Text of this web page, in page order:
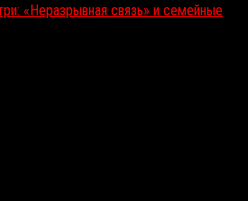
«Неразрывная связь» и семейные